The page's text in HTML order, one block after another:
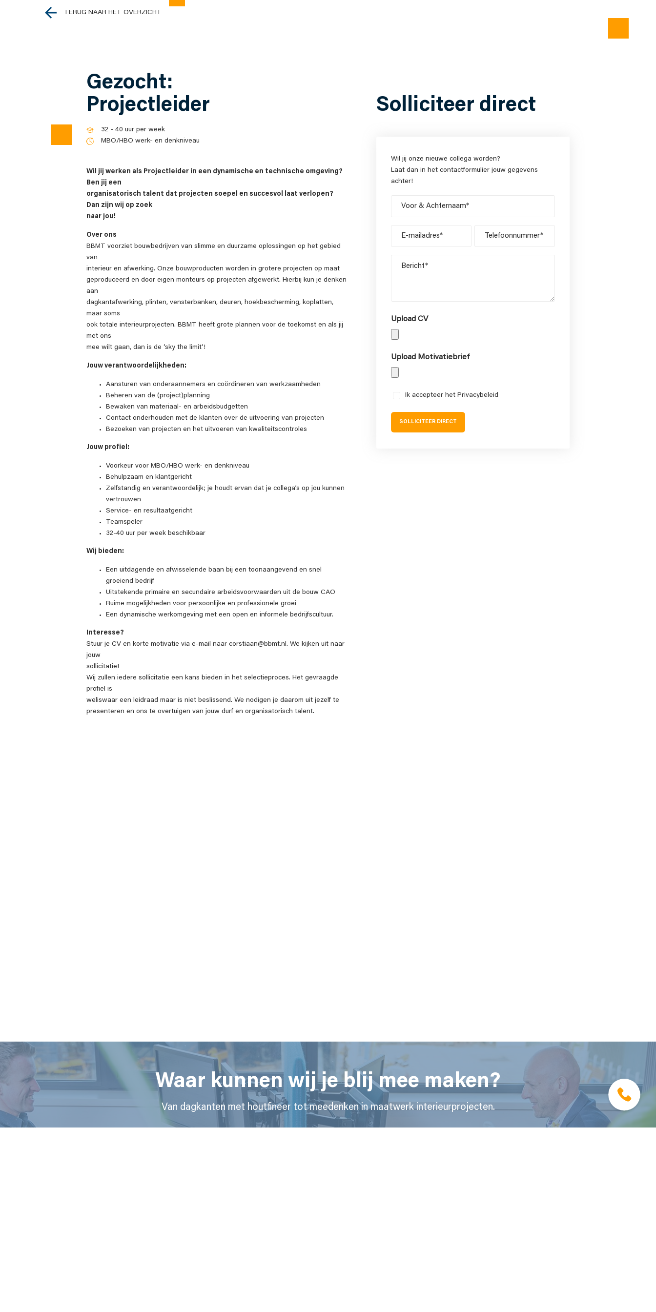
TERUG NAAR HET OVERZICHT
Gezocht:
Projectleider
32 - 40 uur per week
MBO/HBO werk- en denkniveau
Wil jij werken als Projectleider in een dynamische en technische omgeving?
Ben jij een
organisatorisch talent dat projecten soepel en succesvol laat verlopen?
Dan zijn wij op zoek
naar jou!
Over ons
BBMT voorziet bouwbedrijven van slimme en duurzame oplossingen op het gebied
van
interieur en afwerking. Onze bouwproducten worden in grotere projecten op maat
geproduceerd en door eigen monteurs op projecten afgewerkt. Hierbij kun je denken
aan
dagkantafwerking, plinten, vensterbanken, deuren, hoekbescherming, koplatten,
maar soms
ook totale interieurprojecten. BBMT heeft grote plannen voor de toekomst en als jij
met ons
mee wilt gaan, dan is de ‘sky the limit’!
Jouw verantwoordelijkheden:
Aansturen van onderaannemers en coördineren van werkzaamheden
Beheren van de (project)planning
Bewaken van materiaal- en arbeidsbudgetten
Contact onderhouden met de klanten over de uitvoering van projecten
Bezoeken van projecten en het uitvoeren van kwaliteitscontroles
Jouw profiel:
Voorkeur voor MBO/HBO werk- en denkniveau
Behulpzaam en klantgericht
Zelfstandig en verantwoordelijk; je houdt ervan dat je collega’s op jou kunnen
vertrouwen
Service- en resultaatgericht
Teamspeler
32-40 uur per week beschikbaar
Wij bieden:
Een uitdagende en afwisselende baan bij een toonaangevend en snel
groeiend bedrijf
Uitstekende primaire en secundaire arbeidsvoorwaarden uit de bouw CAO
Ruime mogelijkheden voor persoonlijke en professionele groei
Een dynamische werkomgeving met een open en informele bedrijfscultuur.
Interesse?
Stuur je CV en korte motivatie via e-mail naar corstiaan@bbmt.nl. We kijken uit naar
jouw
sollicitatie!
Wij zullen iedere sollicitatie een kans bieden in het selectieproces. Het gevraagde
profiel is
weliswaar een leidraad maar is niet beslissend. We nodigen je daarom uit jezelf te
presenteren en ons te overtuigen van jouw durf en organisatorisch talent.
Solliciteer direct
Wil jij onze nieuwe collega worden?
Laat dan in het contactformulier jouw gegevens
achter!
Upload CV
Upload Motivatiebrief
Instemming
Ik accepteer het Privacybeleid
SOLLICITEER DIRECT
Waar kunnen wij je blij mee maken?
Van dagkanten met houtfineer tot meedenken in maatwerk interieurprojecten.